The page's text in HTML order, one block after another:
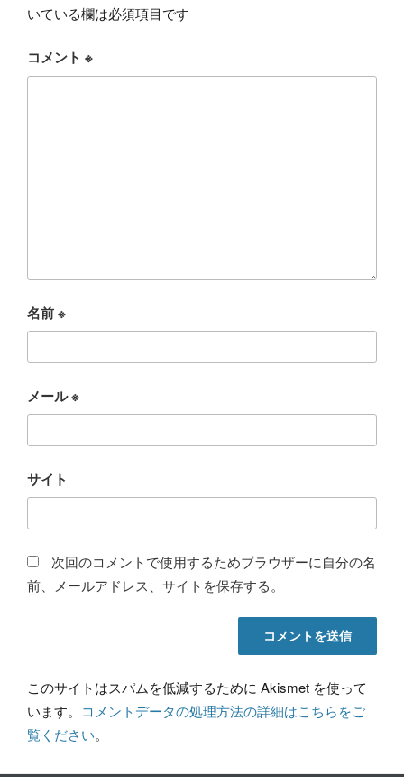
いている欄は必須項目です
コメント ※
名前※
メール※
サイト
次回のコメントで使用するためブラウザーに自分の名
前、メールアドレス、サイトを保存する。
このサイトはスパムを低減するために Akismet を使って
います。 コメントデータの処理方法の詳細はこちらをご
覧ください。